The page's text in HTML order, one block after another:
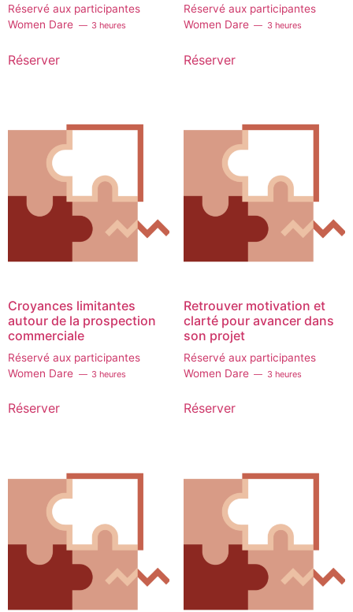
Réservé aux participantes
Women Dare
3 heures
Réserver
Réservé aux participantes
Women Dare
3 heures
Réserver
Croyances limitantes
autour de la prospection
commerciale
Réservé aux participantes
Women Dare
3 heures
Réserver
Retrouver motivation et
clarté pour avancer dans
son projet
Réservé aux participantes
Women Dare
3 heures
Réserver